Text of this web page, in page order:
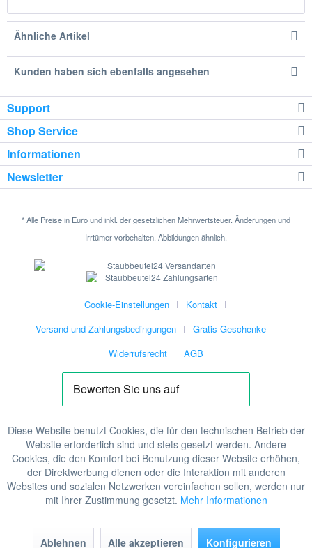
Ähnliche Artikel
Kunden haben sich ebenfalls angesehen
Support
Shop Service
Informationen
Newsletter
* Alle Preise in Euro und inkl. der gesetzlichen Mehrwertsteuer. Änderungen und
Irrtümer vorbehalten. Abbildungen ähnlich.
Cookie-Einstellungen
Kontakt
Versand und Zahlungsbedingungen
Gratis Geschenke
Widerrufsrecht
AGB
Diese Website benutzt Cookies, die für den technischen Betrieb der
Website erforderlich sind und stets gesetzt werden. Andere
Cookies, die den Komfort bei Benutzung dieser Website erhöhen,
der Direktwerbung dienen oder die Interaktion mit anderen
Websites und sozialen Netzwerken vereinfachen sollen, werden nur
mit Ihrer Zustimmung gesetzt. Mehr Informationen
Ablehnen Alle akzeptieren Konfigurieren